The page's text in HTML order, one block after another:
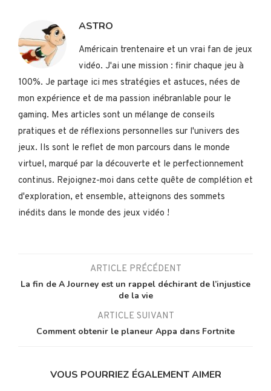
ASTRO
Américain trentenaire et un vrai fan de jeux
vidéo. J'ai une mission : finir chaque jeu à
100%. Je partage ici mes stratégies et astuces, nées de
mon expérience et de ma passion inébranlable pour le
gaming. Mes articles sont un mélange de conseils
pratiques et de réflexions personnelles sur l'univers des
jeux. Ils sont le reflet de mon parcours dans le monde
virtuel, marqué par la découverte et le perfectionnement
continus. Rejoignez-moi dans cette quête de complétion et
d'exploration, et ensemble, atteignons des sommets
inédits dans le monde des jeux vidéo !
ARTICLE PRÉCÉDENT
La fin de A Journey est un rappel déchirant de l’injustice
de la vie
ARTICLE SUIVANT
Comment obtenir le planeur Appa dans Fortnite
VOUS POURRIEZ ÉGALEMENT AIMER